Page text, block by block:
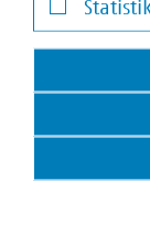
Tools bis hin
Mehr zu
vielfältigen
KOMMUNAL
1. Sichtbarkeit
Statistik